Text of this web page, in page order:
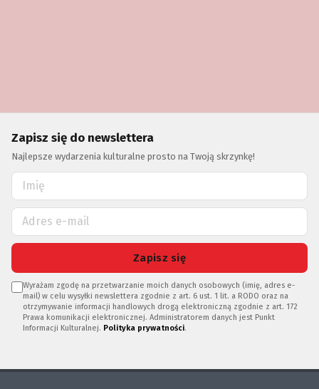
Zapisz się do newslettera
Najlepsze wydarzenia kulturalne prosto na Twoją skrzynkę!
Zapisz się
Wyrażam zgodę na przetwarzanie moich danych osobowych (imię, adres e-
mail) w celu wysyłki newslettera zgodnie z art. 6 ust. 1 lit. a RODO oraz na
otrzymywanie informacji handlowych drogą elektroniczną zgodnie z art. 172
Prawa komunikacji elektronicznej. Administratorem danych jest Punkt
Informacji Kulturalnej. Polityka prywatności.